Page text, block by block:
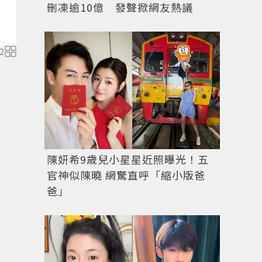
GIVENCHY推出全新4G系列包款。圖／GIVENCHY提供
刪凍逾10億 發聲掀網友熱議
陳妍希9歲兒小星星近照曝光！五
官神似陳曉 網驚直呼「縮小版爸
爸」